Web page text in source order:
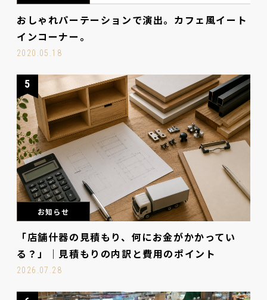
おしゃれパーテーションで演出。カフェ風イート
インコーナー。
2020.05.18
5
お知らせ
「店舗什器の見積もり、何にお金がかかってい
る？」｜見積もりの内訳と費用のポイント
2026.07.28